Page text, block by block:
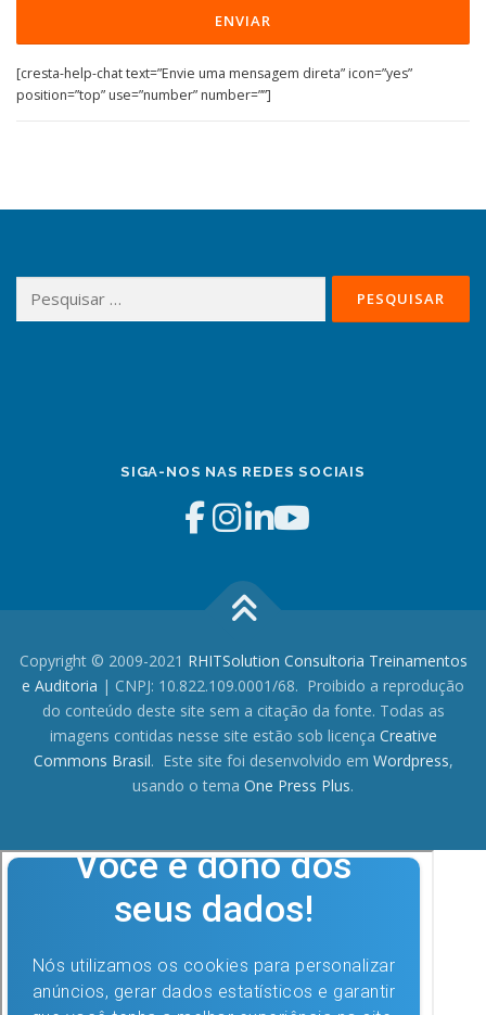
[cresta-help-chat text=”Envie uma mensagem direta” icon=”yes”
position=”top” use=”number” number=””]
SIGA-NOS NAS REDES SOCIAIS
Copyright © 2009-2021 RHITSolution Consultoria Treinamentos
e Auditoria | CNPJ: 10.822.109.0001/68. Proibido a reprodução
do conteúdo deste site sem a citação da fonte. Todas as
imagens contidas nesse site estão sob licença Creative
Commons Brasil. Este site foi desenvolvido em Wordpress,
usando o tema One Press Plus.